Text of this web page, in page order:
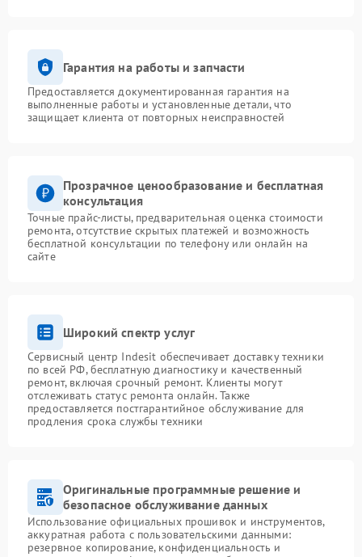
Гарантия на работы и запчасти
Предоставляется документированная гарантия на
выполненные работы и установленные детали, что
защищает клиента от повторных неисправностей
Прозрачное ценообразование и бесплатная
консультация
Точные прайс-листы, предварительная оценка стоимости
ремонта, отсутствие скрытых платежей и возможность
бесплатной консультации по телефону или онлайн на
сайте
Широкий спектр услуг
Сервисный центр Indesit обеспечивает доставку техники
по всей РФ, бесплатную диагностику и качественный
ремонт, включая срочный ремонт. Клиенты могут
отслеживать статус ремонта онлайн. Также
предоставляется постгарантийное обслуживание для
продления срока службы техники
Оригинальные программные решение и
безопасное обслуживание данных
Использование официальных прошивок и инструментов,
аккуратная работа с пользовательскими данными:
резервное копирование, конфиденциальность и